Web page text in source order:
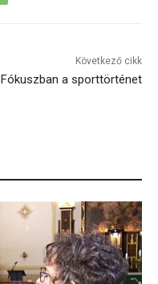
Következő cikk
Fókuszban a sporttörténet